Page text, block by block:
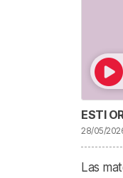
ESTI
28/05/
Las